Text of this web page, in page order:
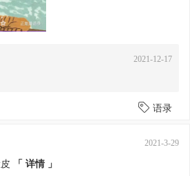
2021-12-17
语录
2021-3-29
「 详情 」